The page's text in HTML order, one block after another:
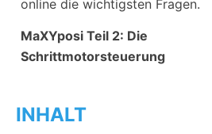
online die wichtigsten Fragen.
MaXYposi Teil 2: Die
Schrittmotorsteuerung
INHALT